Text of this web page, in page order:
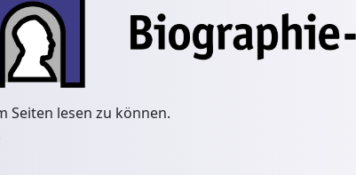
Seiten lesen zu können.